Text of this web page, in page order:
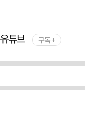
유튜브 구독 +